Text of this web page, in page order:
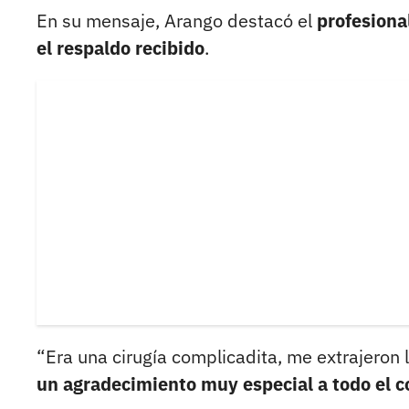
En su mensaje, Arango destacó el
el respaldo recibido.
“Era una cirugía complicadita, me
un agradecimiento muy especial a todo el